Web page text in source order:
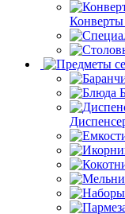
Конверты